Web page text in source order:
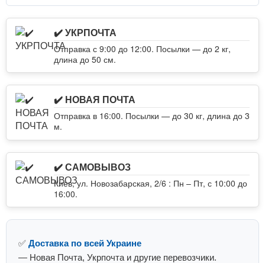
✔️ УКРПОЧТА
Отправка с 9:00 до 12:00. Посылки — до 2 кг,
длина до 50 см.
✔️ НОВАЯ ПОЧТА
Отправка в 16:00. Посылки — до 30 кг, длина до 3
м.
✔️ САМОВЫВОЗ
Киев, ул. Новозабарская, 2/6 : Пн – Пт, с 10:00 до
16:00.
✅ Доставка по всей Украине
— Новая Почта, Укрпочта и другие перевозчики.